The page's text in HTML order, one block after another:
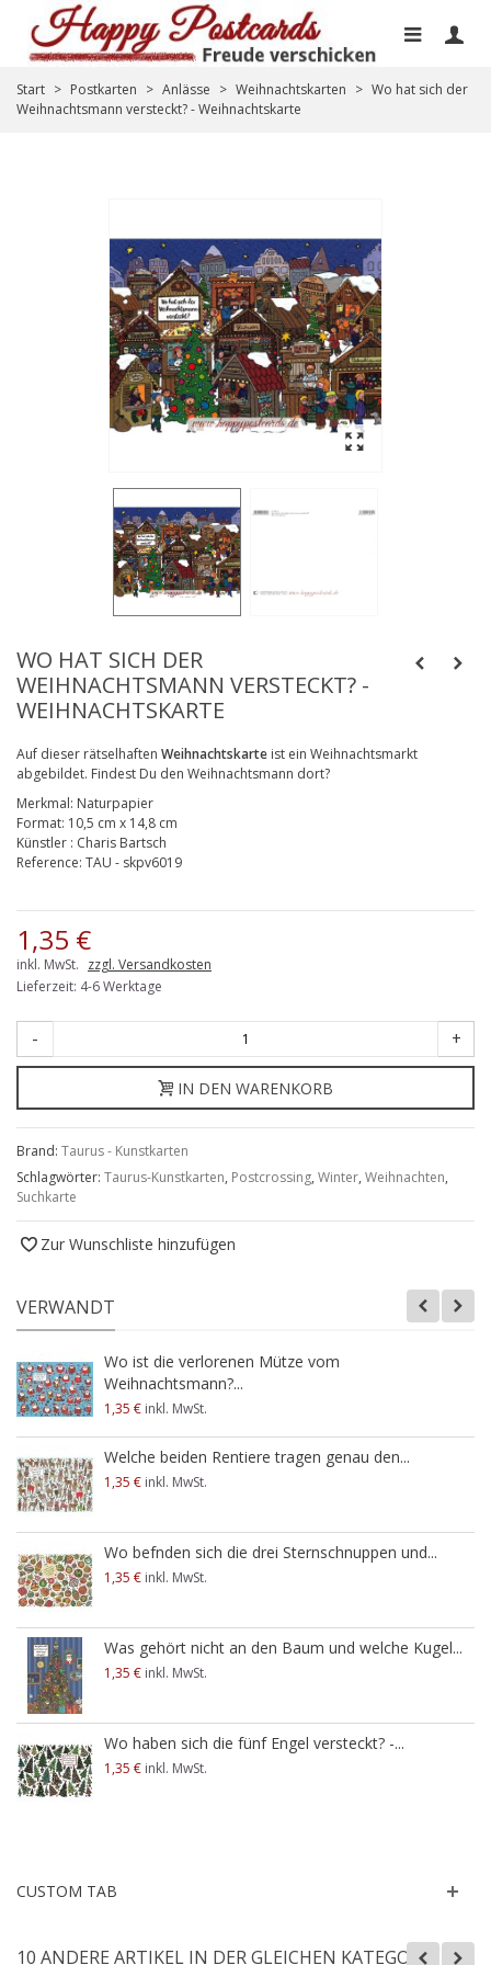
Start > Postkarten > Anlässe > Weihnachtskarten > Wo hat sich der
Weihnachtsmann versteckt? - Weihnachtskarte
WO HAT SICH DER
WEIHNACHTSMANN VERSTECKT? -
WEIHNACHTSKARTE
Auf dieser rätselhaften Weihnachtskarte ist ein Weihnachtsmarkt
abgebildet. Findest Du den Weihnachtsmann dort?
Merkmal: Naturpapier
Format: 10,5 cm x 14,8 cm
Künstler : Charis Bartsch
Reference: TAU - skpv6019
1,35 €
inkl. MwSt. zzgl. Versandkosten
Lieferzeit: 4-6 Werktage
- +
IN DEN WARENKORB
Brand: Taurus - Kunstkarten
Schlagwörter: Taurus-Kunstkarten, Postcrossing, Winter, Weihnachten,
Suchkarte
Zur Wunschliste hinzufügen
VERWANDT
Wo ist die verlorenen Mütze vom
Weihnachtsmann?...
1,35 € inkl. MwSt.
Welche beiden Rentiere tragen genau den...
1,35 € inkl. MwSt.
Wo befnden sich die drei Sternschnuppen und...
1,35 € inkl. MwSt.
Was gehört nicht an den Baum und welche Kugel...
1,35 € inkl. MwSt.
Wo haben sich die fünf Engel versteckt? -...
1,35 € inkl. MwSt.
CUSTOM TAB
10 ANDERE ARTIKEL IN DER GLEICHEN KATEGORIE: